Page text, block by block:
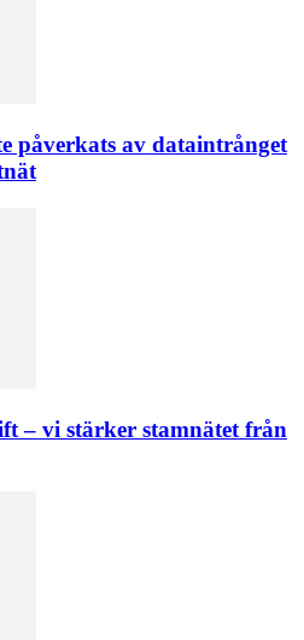
påverkats av dataintrånget
– vi stärker stamnätet från